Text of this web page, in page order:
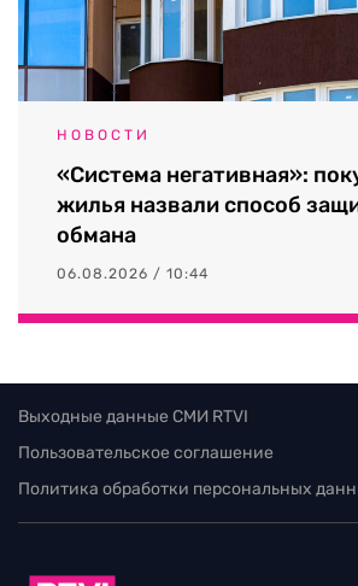
НОВОСТИ
«Система негативная»:
жилья назвали способ
обмана
06.08.2026 / 10:44
Выходные данные СМИ RTVI
Пользовательское соглашение
Политика обработки персональных